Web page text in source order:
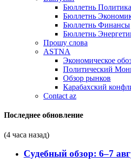
Бюллетнь Политика
Бюллетнь
Бюллетнь Финансы
Бюллетнь
Прошу слова
ASTNA
Экономическое
Политический
Обзор рынков
Карабахский
Contact az
Последнее обновление
(4 часа назад)
Судебный обзор: 6–7